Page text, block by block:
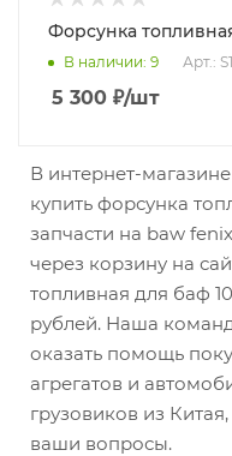
Форсунка топливная
В наличии: 9 Арт.:
5 300 ₽/шт
В интернет-
купить форсунка
запчасти на baw
через корзину на
топливная для баф
рублей. Наша
оказать помощь
агрегатов и
грузовиков из
ваши вопросы.